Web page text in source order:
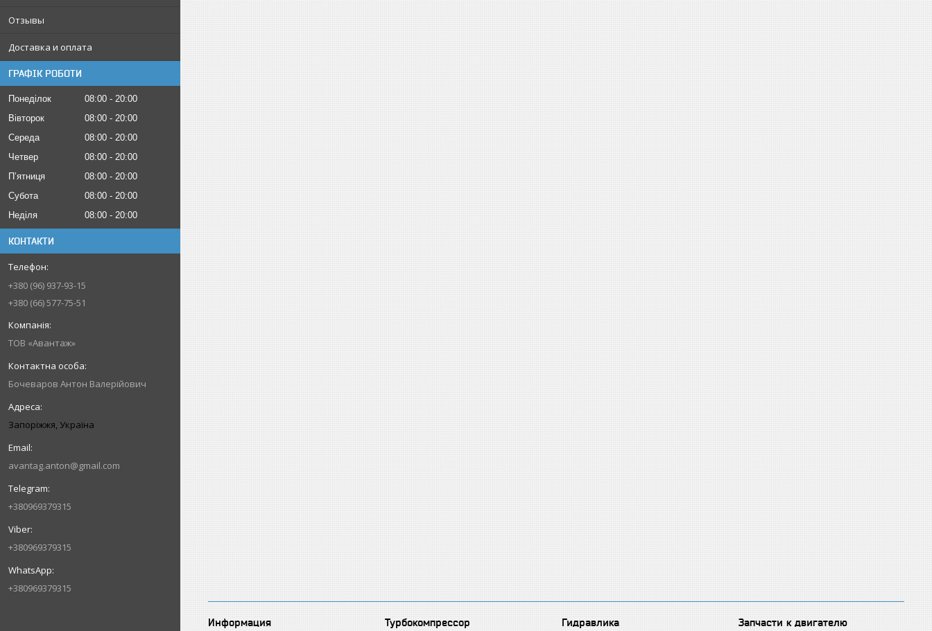
Отзывы
Доставка и оплата
ГРАФІК РОБОТИ
Понеділок 08:00
20:00
Вівторок
08:00
20:00
Середа
08:00
20:00
Четвер
08:00
20:00
Пʼятниця
08:00
20:00
Субота
08:00
20:00
Неділя
08:00 20:00
КОНТАКТИ
+380 (96) 937-93-15
+380 (66) 577-75-51
ТОВ «Авантаж»
Бочеваров Антон Валерійович
Запоріжжя, Україна
avantag.anton@gmail.com
+380969379315
+380969379315
+380969379315
Информация Турбокомпрессор Гидравлика Запчасти к двигателю